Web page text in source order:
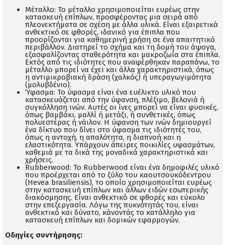
Μέταλλο: Το μέταλλο χρησιμοποιείται ευρέως στην
κατασκευή επίπλων, προσφέροντας μια σειρά από
πλεονεκτήματα σε σχέση με άλλα υλικά. Είναι εξαιρετικά
ανθεκτικό σε φθορές, ιδανικό για έπιπλα που
προορίζονται για καθημερινή χρήση σε ένα απαιτητικό
περιβάλλον. Διατηρεί το σχήμα και τη δομή του άψογα,
εξασφαλίζοντας σταθερότητα και μακροζωία στα έπιπλα.
Εκτός από τις ιδιότητες που αναφέρθηκαν παραπάνω, το
μέταλλο μπορεί να έχει και άλλα χαρακτηριστικά, όπως
η αντιμικροβιακή δράση (χαλκός) ή υπεραγωγιμότητα
(μολυβδένιο).
Ύφασμα: Το ύφασμα είναι ένα ευέλικτο υλικό που
κατασκευάζεται από την ύφανση, πλέξιμο, βελονιά ή
συγκόλληση ινών. Αυτές οι ίνες μπορεί να είναι φυσικές,
όπως βαμβάκι, μαλλί ή μετάξι, ή συνθετικές, όπως
πολυεστέρας ή νάιλον. Η ύφανση των ινών δημιουργεί
ένα δίκτυο που δίνει στο ύφασμα τις ιδιότητές του,
όπως η αντοχή, η απαλότητα, η διαπνοή και η
ελαστικότητα. Υπάρχουν άπειρες ποικιλίες υφασμάτων,
καθεμιά με τα δικά της μοναδικά χαρακτηριστικά και
χρήσεις.
Rubberwood: Το Rubberwood είναι ένα δημοφιλές υλικό
που προέρχεται από το ξύλο του καουτσουκόδεντρου
(Hevea brasiliensis), το οποίο χρησιμοποιείται ευρέως
στην κατασκευή επίπλων και άλλων ειδών εσωτερικής
διακόσμησης. Είναι ανθεκτικό σε φθορές και εύκολο
στην επεξεργασία. Λόγω της πυκνότητάς του, είναι
ανθεκτικό και δύνατο, κάνοντάς το κατάλληλο για
κατασκευή επίπλων και δομικών εφαρμογών.
Οδηγίες συντήρησης: